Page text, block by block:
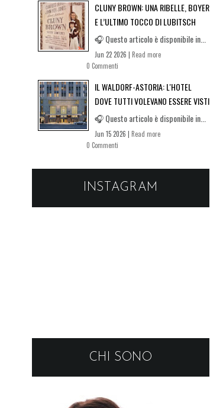
CLUNY BROWN: UNA RIBELLE, BOYER
E L’ULTIMO TOCCO DI LUBITSCH
🎧 Questo articolo è disponibile in...
Jun 22 2026 | Read more
0 Commenti
IL WALDORF-ASTORIA: L'HOTEL
DOVE TUTTI VOLEVANO ESSERE VISTI
🎧 Questo articolo è disponibile in...
Jun 15 2026 | Read more
0 Commenti
INSTAGRAM
CHI SONO